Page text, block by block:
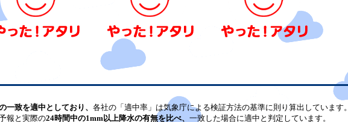
一致を適中としており、 各社の「適中率」は気象庁による検証方法の基準に則り算出しています。
報と実際の24時間中の1mm以上降水の有無を比べ、 一致した場合に適中と判定しています。